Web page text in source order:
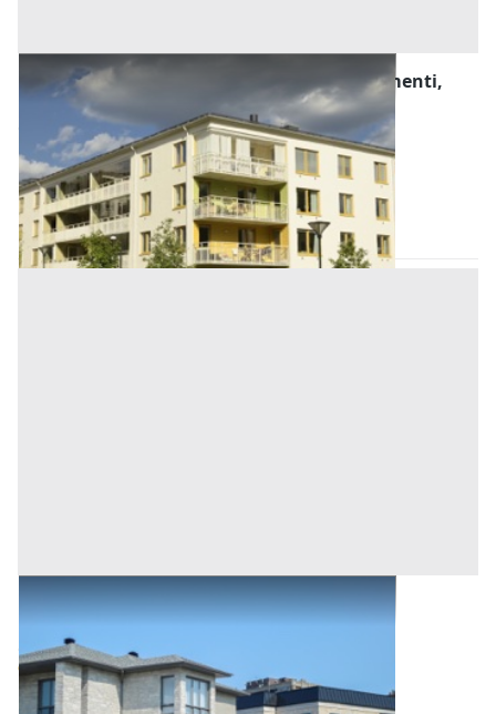
Asta Complesso immobiliare con appartamenti,
garage e laboratorio artigianale
Sant'Angelo di Piove di Sacco (Padova)
Offerta minima
101.250 € 135.000 €
Codice asta: b395a40e
30/09/2026
Asta Abitazione civile con laboratorio e
appartamento su due piani
Sant'Angelo di Piove di Sacco (Padova)
Offerta minima
93.000 € 124.000 €